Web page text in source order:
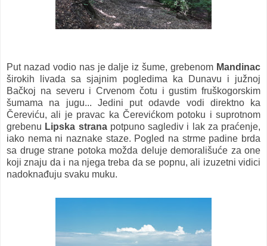
Put nazad vodio nas je dalje iz šume, grebenom Mandinac
širokih livada sa sjajnim pogledima ka Dunavu i južnoj
Bačkoj na severu i Crvenom čotu i gustim fruškogorskim
šumama na jugu... Jedini put odavde vodi direktno ka
Čereviću, ali je pravac ka Čerevićkom potoku i suprotnom
grebenu Lipska stranapotpuno saglediv i lak za praćenje,
iako nema ni naznake staze. Pogled na strme padine brda
sa druge strane potoka možda deluje demorališuće za one
koji znaju da i na njega treba da se popnu, ali izuzetni vidici
nadoknađuju svaku muku.